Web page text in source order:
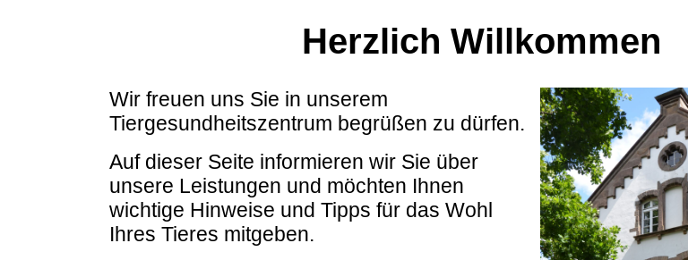
Herzlich Willkommen
Wir freuen uns Sie in unserem
Tiergesundheitszentrum begrüßen zu dürfen.
Auf dieser Seite informieren wir Sie über
unsere Leistungen und möchten Ihnen
wichtige Hinweise und Tipps für das Wohl
Ihres Tieres mitgeben.